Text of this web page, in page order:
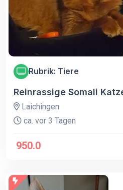
Rubrik: Tiere
Reinrassige Somali
Laichingen
ca. vor 3 Tagen
950.0